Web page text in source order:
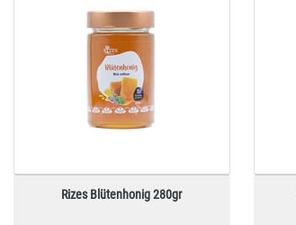
Rizes Blütenhonig 280gr